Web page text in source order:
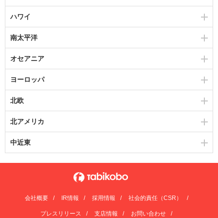
ハワイ
南太平洋
オセアニア
ヨーロッパ
北欧
北アメリカ
中近東
会社概要 IR情報 採用情報 社会的責任（CSR）
プレスリリース 支店情報 お問い合わせ